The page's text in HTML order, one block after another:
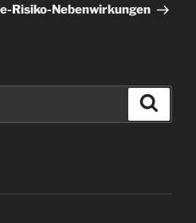
Risiko-Nebenwirkungen